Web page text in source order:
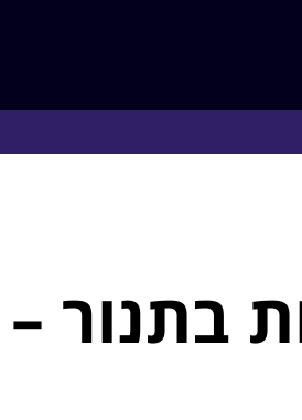
בתנור